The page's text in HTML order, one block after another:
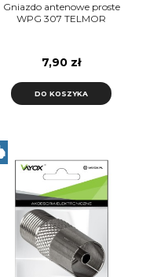
Gniazdo antenowe proste
WPG 307 TELMOR
7,90 zł
DO KOSZYKA